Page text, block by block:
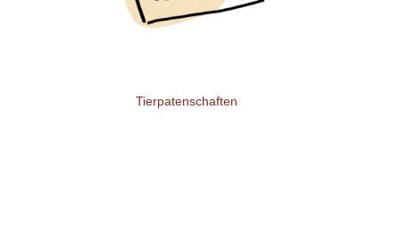
Tierpatenschaften